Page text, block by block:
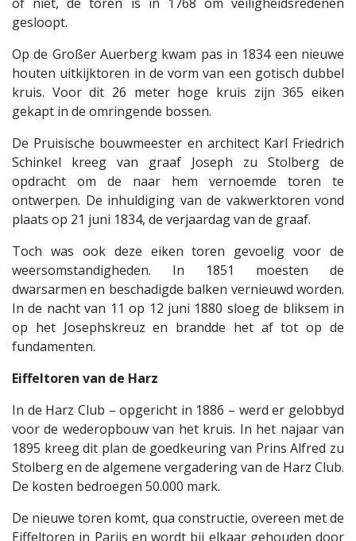
gesloopt.
Op de Großer Auerberg kwam pas in 1834 een nieuwe
houten uitkijktoren in de vorm van een gotisch dubbel
kruis. Voor dit 26 meter hoge kruis zijn 365 eiken
gekapt in de omringende bossen.
De Pruisische bouwmeester en architect Karl Friedrich
Schinkel kreeg van graaf Joseph zu Stolberg de
opdracht om de naar hem vernoemde toren te
ontwerpen. De inhuldiging van de vakwerktoren vond
plaats op 21 juni 1834, de verjaardag van de graaf.
Toch was ook deze eiken toren gevoelig voor de
weersomstandigheden. In 1851 moesten de
dwarsarmen en beschadigde balken vernieuwd worden.
In de nacht van 11 op 12 juni 1880 sloeg de bliksem in
op het Josephskreuz en brandde het af tot op de
fundamenten.
Eiffeltoren van de Harz
In de Harz Club – opgericht in 1886 – werd er gelobbyd
voor de wederopbouw van het kruis. In het najaar van
1895 kreeg dit plan de goedkeuring van Prins Alfred zu
Stolberg en de algemene vergadering van de Harz Club.
De kosten bedroegen 50.000 mark.
De nieuwe toren komt, qua constructie, overeen met de
Eiffeltoren in Parijs en wordt bij elkaar gehouden door